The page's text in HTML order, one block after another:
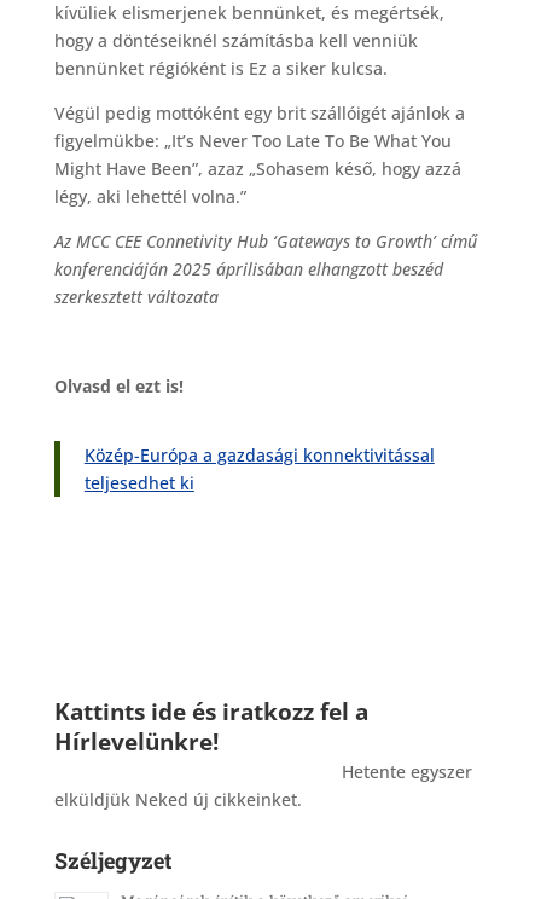
kívüliek elismerjenek bennünket, és megértsék,
hogy a döntéseiknél számításba kell venniük
bennünket régióként is Ez a siker kulcsa.
Végül pedig mottóként egy brit szállóigét ajánlok a
figyelmükbe: „It’s Never Too Late To Be What You
Might Have Been”, azaz „Sohasem késő, hogy azzá
légy, aki lehettél volna.”
Az MCC CEE Connetivity Hub ‘Gateways to Growth’ című
konferenciáján 2025 áprilisában elhangzott beszéd
szerkesztett változata
Olvasd el ezt is!
Közép-Európa a gazdasági konnektivitással
teljesedhet ki
Kattints ide és iratkozz fel a
Hírlevelünkre!
Hetente egyszer
elküldjük Neked új cikkeinket.
Széljegyzet